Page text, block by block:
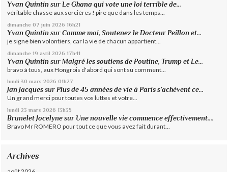
Yvan Quintin surLe Ghana qui vote une loi terrible de...
véritable chasse aux sorcières ! pire que dans les temps...
dimanche 07 juin 2026 16h21
Yvan Quintin surComme moi, Soutenez le Docteur Peillon et...
je signe bien volontiers, car la vie de chacun appartient...
dimanche 19 avril 2026 17h41
Yvan Quintin surMalgré les soutiens de Poutine, Trump et Le...
bravo à tous, aux Hongrois d'abord qui sont su comment...
lundi 30 mars 2026 01h27
Jan Jacques surPlus de 45 années de vie à Paris s’achèvent ce...
Un grand merci pour toutes vos luttes et votre...
lundi 23 mars 2026 13h35
Brunelet Jocelyne sur Une nouvelle vie commence effectivement....
Bravo Mr ROMERO pour tout ce que vous avez fait durant...
Archives